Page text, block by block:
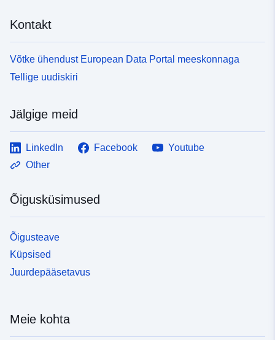
Kontakt
Võtke ühendust European Data Portal meeskonnaga
Tellige uudiskiri
Jälgige meid
LinkedIn Facebook
Youtube
Other
Õigusküsimused
Õigusteave
Küpsised
Juurdepääsetavus
Meie kohta